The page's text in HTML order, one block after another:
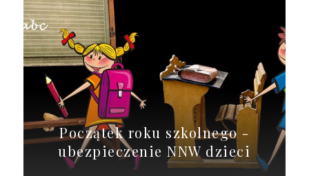
Początek roku szkolnego -
ubezpieczenie NNW dzieci